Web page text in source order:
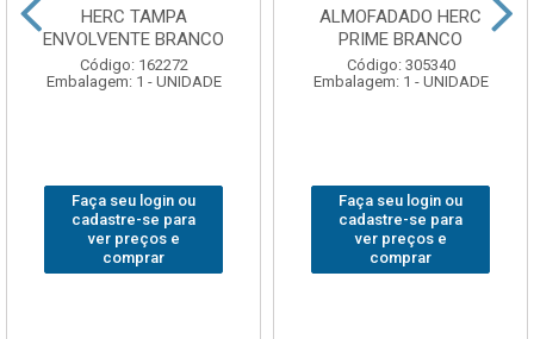
HERC TAMPA
ENVOLVENTE BRANCO
Código: 162272
Embalagem: 1 - UNIDADE
Faça seu login ou
cadastre-se para
ver preços e
comprar
ALMOFADADO HERC
PRIME BRANCO
Código: 305340
Embalagem: 1 - UNIDADE
Faça seu login ou
cadastre-se para
ver preços e
comprar